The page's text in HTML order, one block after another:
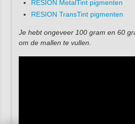
RESION MetalTint pigmenten
RESION TransTint pigmenten
Je hebt ongeveer 100 gram en 60
om de mallen te vullen.